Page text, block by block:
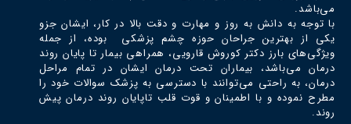
می‌باشد.
با توجه به دانش به روز و مهارت و دقت بالا در کار، ایشان جزو
یکی از بهترین جراحان حوزه چشم پزشکی بوده، از جمله
ویژگی‌های بارز دکتر كوروش قارويي، همراهی بیمار تا پایان روند
درمان می‌باشد، بیماران تحت درمان ایشان در تمام مراحل
درمان، به راحتی می‌توانند با دسترسی به پزشک سوالات خود را
مطرح نموده و با اطمینان و قوت قلب تاپایان روند درمان پیش
روند.